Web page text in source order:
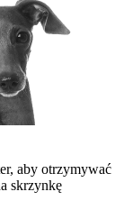
aby otrzymywać
skrzynkę